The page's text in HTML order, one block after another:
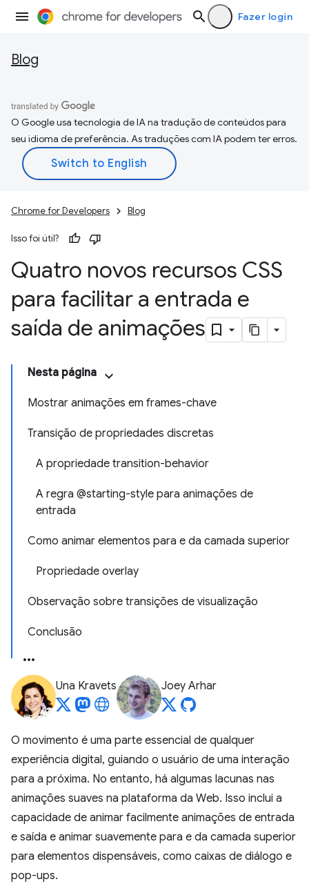
Fazer login
Blog
O Google usa tecnologia de IA na tradução de conteúdos para
seu idioma de preferência. As traduções com IA podem ter erros.
Chrome for Developers Blog
Isso foi útil?
Quatro novos recursos CSS
para facilitar a entrada e
saída de animações
Nesta página
Mostrar animações em frames-chave
Transição de propriedades discretas
A propriedade transition-behavior
A regra @starting-style para animações de
entrada
Como animar elementos para e da camada superior
Propriedade overlay
Observação sobre transições de visualização
Conclusão
Una Kravets Joey Arhar
O movimento é uma parte essencial de qualquer
experiência digital, guiando o usuário de uma interação
para a próxima. No entanto, há algumas lacunas nas
animações suaves na plataforma da Web. Isso inclui a
capacidade de animar facilmente animações de entrada
e saída e animar suavemente para e da camada superior
para elementos dispensáveis, como caixas de diálogo e
pop-ups.